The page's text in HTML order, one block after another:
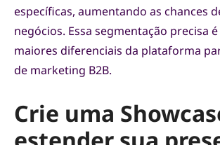
específicas, aumentando as chances
negócios. Essa segmentação precisa
maiores diferenciais da plataforma
de marketing B2B.
Crie uma